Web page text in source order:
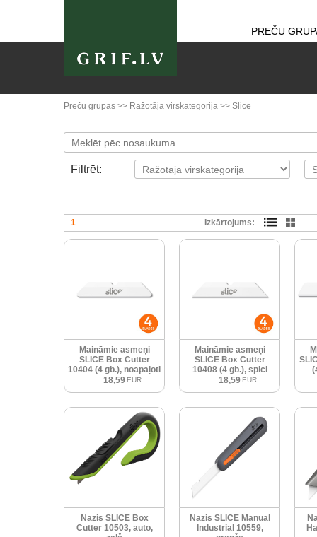
PREČU
Preču grupas >> Ražotāja virskategorija >> Slice
Filtrēt:
1 Izkārtojums:
Maināmie asmeņi
SLICE Box Cutter
10404 (4 gb.), noapaļoti
18,59 EUR
Maināmie asmeņi
SLICE Box Cutter
10408 (4 gb.), spici
18,59 EUR
Nazis SLICE Box
Cutter 10503, auto,
Nazis SLICE Manual
Industrial 10559,